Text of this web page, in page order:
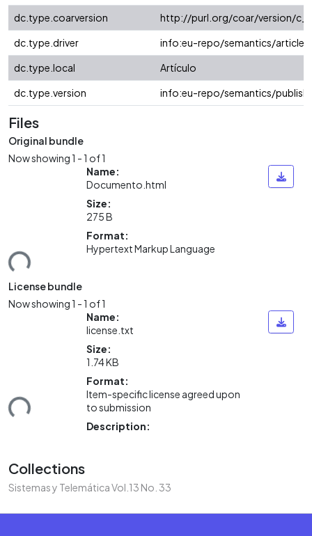
dc.type.coarversion
http://purl.org/coar/version/
dc.type.driver
info:eu-repo/semantics/article
dc.type.local
Artículo
dc.type.version
info:eu-repo/semantics/
Files
Original bundle
Now showing1 - 1 of 1
Name:
Documento.html
Size:
275 B
Format:
Hypertext Markup Language
License bundle
Now showing1 - 1 of 1
Name:
license.txt
Size:
1.74 KB
Format:
Item-specific license agreed upon
to submission
Description:
Collections
Sistemas y Telemática Vol.13 No. 33